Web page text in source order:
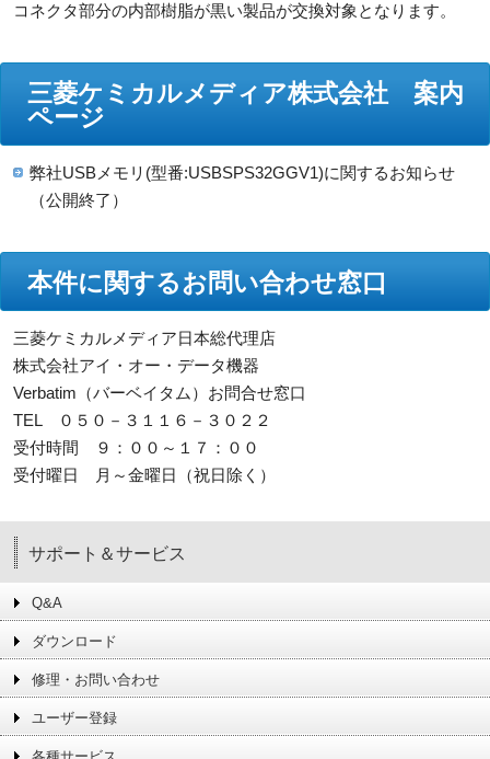
コネクタ部分の内部樹脂が黒い製品が交換対象となります。
三菱ケミカルメディア株式会社 案内
ページ
弊社USBメモリ(型番:USBSPS32GGV1)に関するお知らせ
（公開終了）
本件に関するお問い合わせ窓口
三菱ケミカルメディア日本総代理店
株式会社アイ・オー・データ機器
Verbatim（バーベイタム）お問合せ窓口
TEL ０５０－３１１６－３０２２
受付時間 ９：００～１７：００
受付曜日 月～金曜日（祝日除く）
サポート＆サービス
Q&A
ダウンロード
修理・お問い合わせ
ユーザー登録